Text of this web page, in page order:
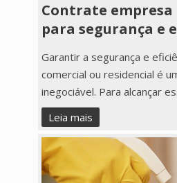
Contrate
para segurança e
Garantir a segurança e
comercial ou residencial é
inegociável. Para alcançar
Leia mais